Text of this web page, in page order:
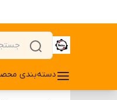
دسته‌بندی